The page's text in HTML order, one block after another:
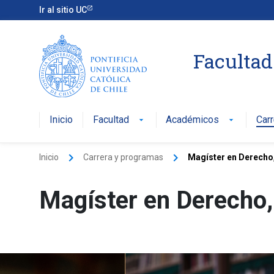
Ir al sitio UC
Inicio Facultad arrow_drop_down Académicos arrow_drop_down
Inicio keyboard_arrow_right Carrera y programas keyboard_arrow_right Magíster en
Magíster en